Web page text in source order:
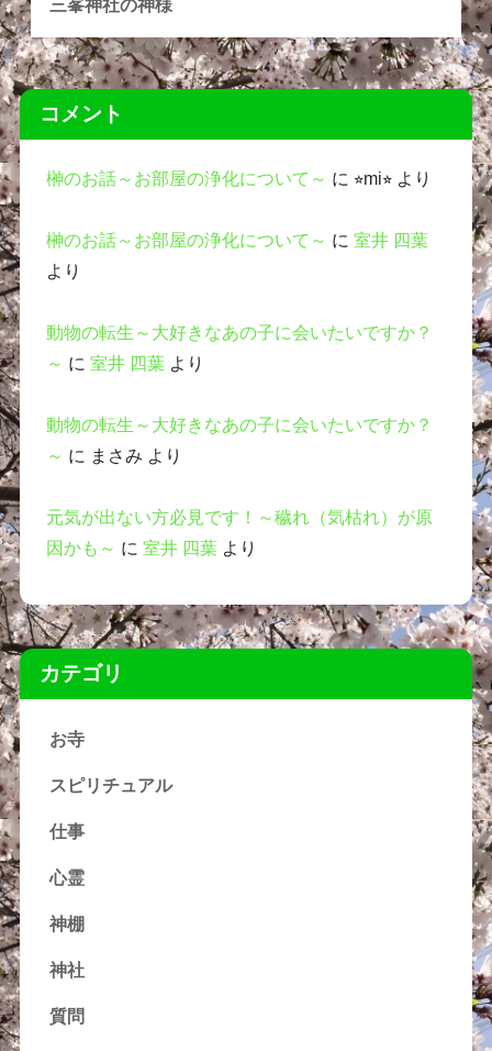
三峯神社の神様
コメント
榊のお話～お部屋の浄化について～ に ⭐︎mi⭐︎より
榊のお話～お部屋の浄化について～ に 室井 四葉
より
動物の転生～大好きなあの子に会いたいですか？
～ に 室井 四葉より
動物の転生～大好きなあの子に会いたいですか？
～ に まさみ より
元気が出ない方必見です！～穢れ（気枯れ）が原
因かも～ に 室井 四葉より
カテゴリ
お寺
スピリチュアル
仕事
心霊
神棚
神社
質問